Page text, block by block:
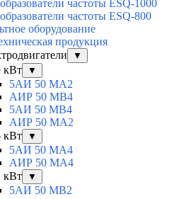
частоты ESQ-1000
частоты ESQ-800
оборудование
продукция
▼
кВт ▼
5АИ 50 МА2
АИР 50 МВ4
5АИ 50 МB4
АИР 50 МА2
кВт
▼
5АИ 50 МА4
АИР 50 MA4
кВт
▼
5АИ 50 МB2